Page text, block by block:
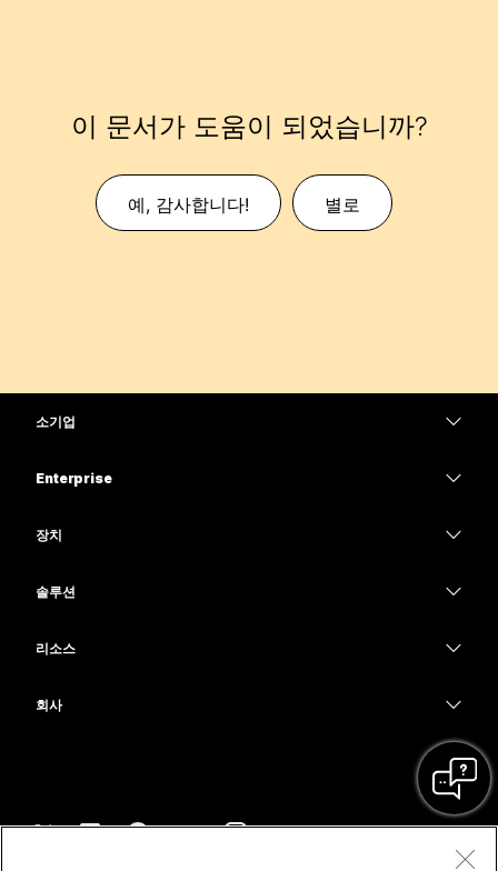
이 문서가 도움이 되었습니까?
예, 감사합니다! 별로
소기업
Enterprise
Contact Center
장치
솔루션
리소스
회사
영업팀에 문의